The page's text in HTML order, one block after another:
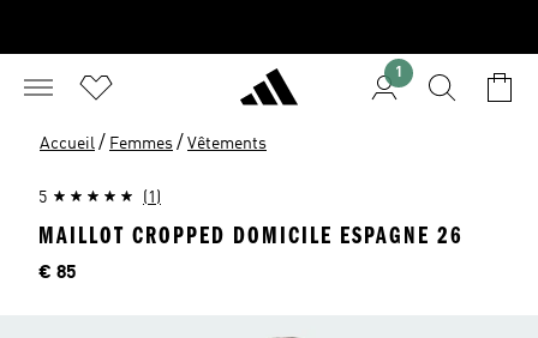
1
Accueil / Femmes / Vêtements
5 (1)
MAILLOT CROPPED DOMICILE ESPAGNE 26
Price
€ 85